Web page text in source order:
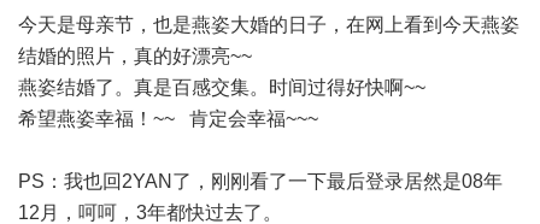
今天是母亲节，也是燕姿大婚的日子，在网上看到今天燕姿
结婚的照片，真的好漂亮~~
燕姿结婚了。真是百感交集。时间过得好快啊~~
希望燕姿幸福！~~ 肯定会幸福~~~
PS：我也回2YAN了，刚刚看了一下最后登录居然是08年
12月，呵呵，3年都快过去了。